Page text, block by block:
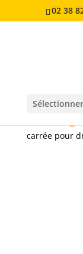
02 38
carrée pour